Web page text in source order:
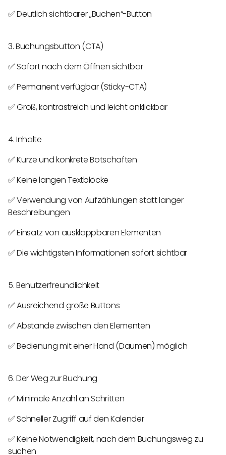
✅ Deutlich sichtbarer „Buchen“-Button
3. Buchungsbutton (CTA)
✅ Sofort nach dem Öffnen sichtbar
✅ Permanent verfügbar (Sticky-CTA)
✅ Groß, kontrastreich und leicht anklickbar
4. Inhalte
✅ Kurze und konkrete Botschaften
✅ Keine langen Textblöcke
✅ Verwendung von Aufzählungen statt langer
Beschreibungen
✅ Einsatz von ausklappbaren Elementen
✅ Die wichtigsten Informationen sofort sichtbar
5. Benutzerfreundlichkeit
✅ Ausreichend große Buttons
✅ Abstände zwischen den Elementen
✅ Bedienung mit einer Hand (Daumen) möglich
6. Der Weg zur Buchung
✅ Minimale Anzahl an Schritten
✅ Schneller Zugriff auf den Kalender
✅ Keine Notwendigkeit, nach dem Buchungsweg zu
suchen